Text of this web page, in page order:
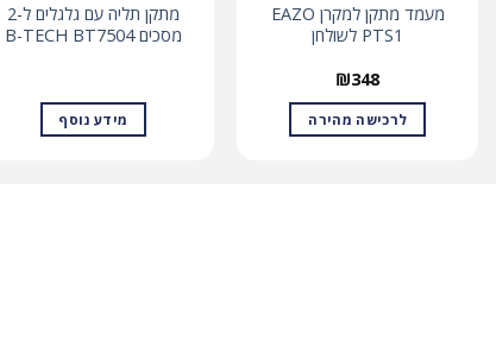
מעמד מתקן למקרן EAZO
PTS1 לשולחן
₪348
לרכישה מהירה
מתקן תליה עם גלגלים ל-2
מסכים B-TECH BT7504
מידע נוסף